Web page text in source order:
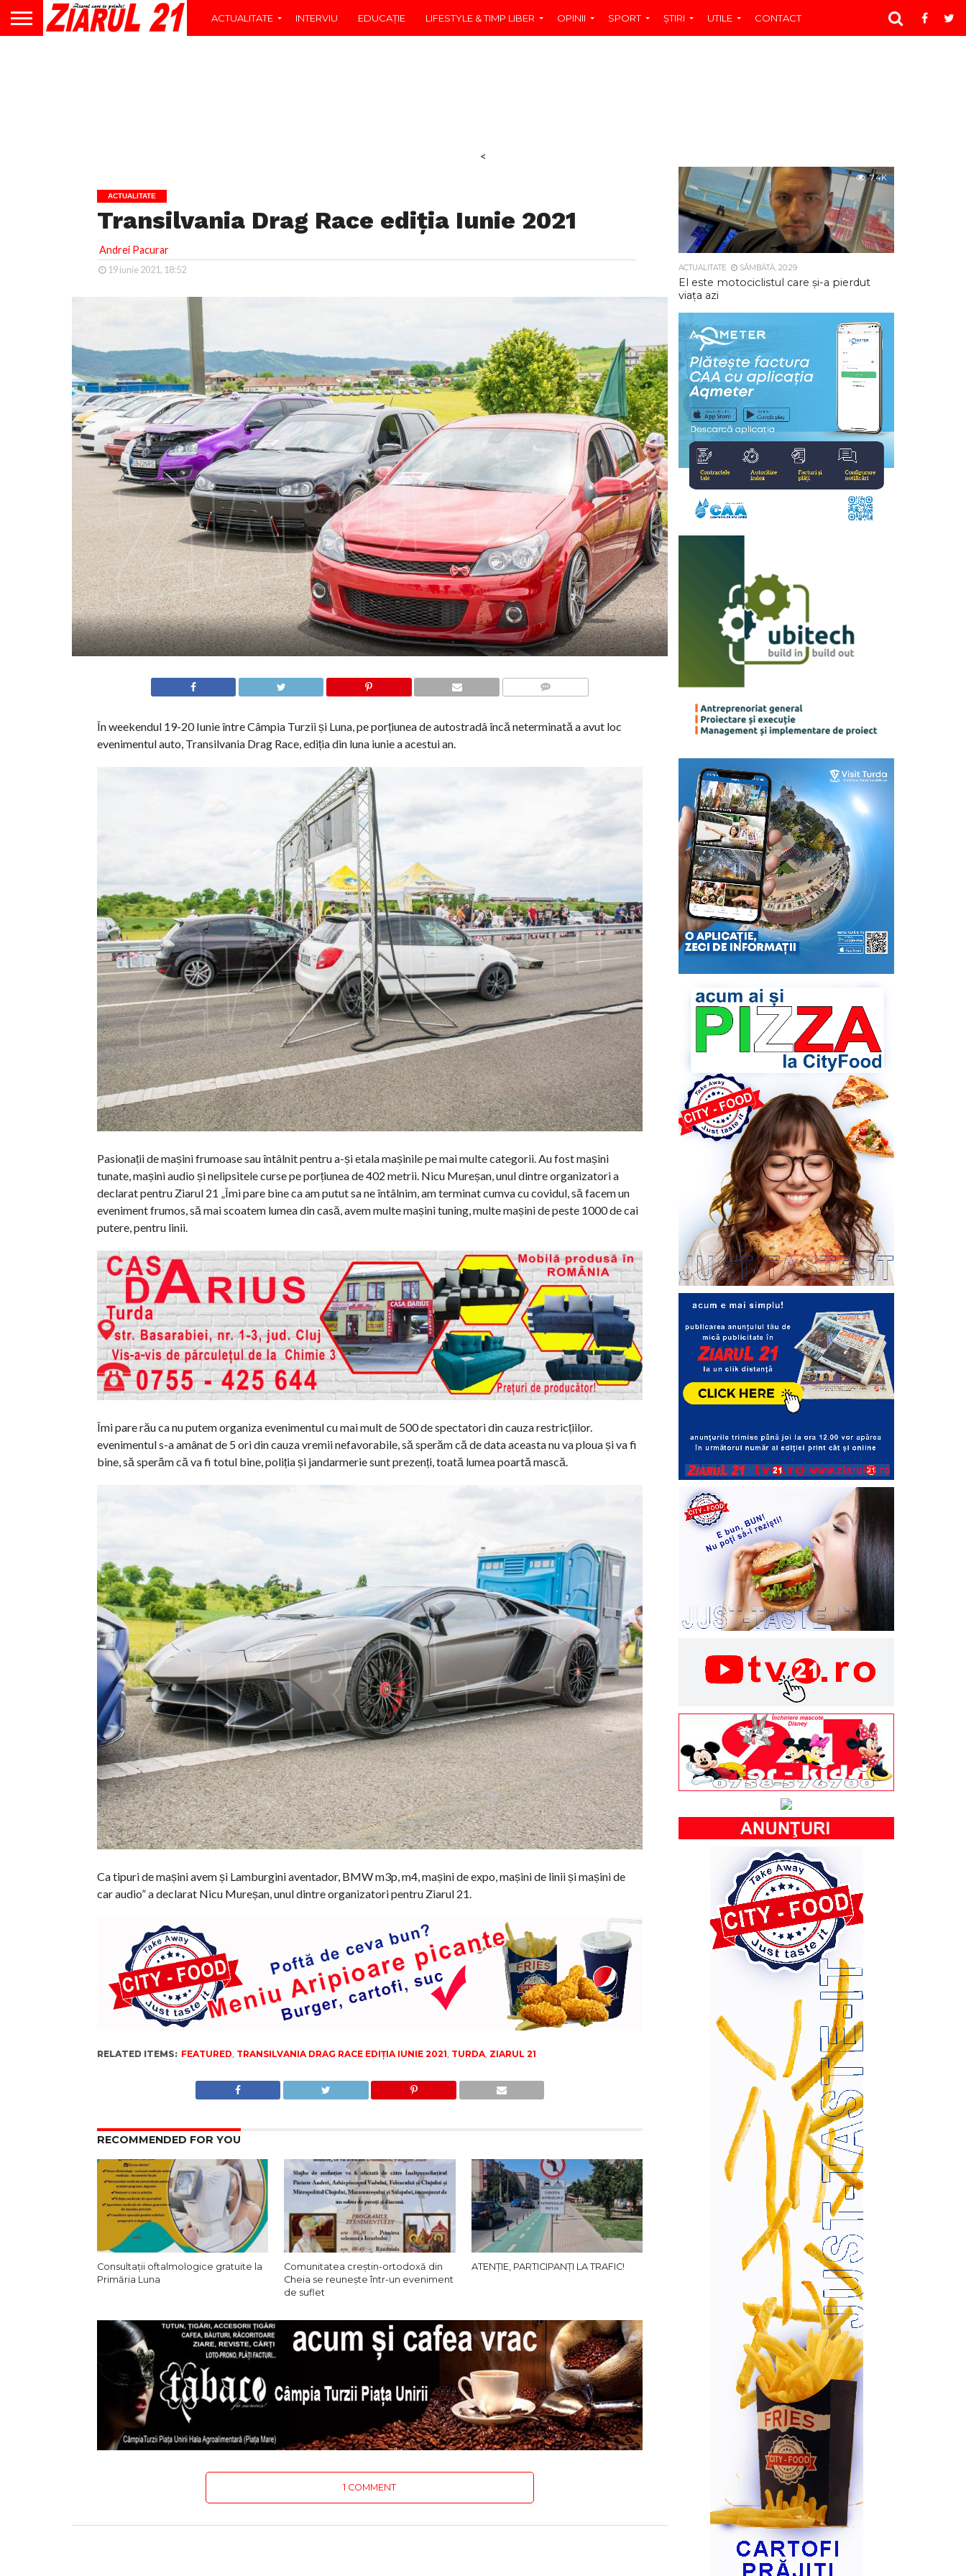
ACTUALITATE INTERVIU EDUCAŢIE LIFESTYLE & TIMP LIBER OPINII SPORT ŞTIRI UTILE CONTACT
<
ACTUALITATE
Transilvania Drag Race ediția Iunie 2021
Andrei Pacurar
19 iunie 2021, 18:52
În weekendul 19-20 Iunie între Câmpia Turzii și Luna, pe porțiunea de autostradâ încă neterminată a avut loc
evenimentul auto, Transilvania Drag Race, ediția din luna iunie a acestui an.
Pasionații de mașini frumoase sau întâlnit pentru a-și etala mașinile pe mai multe categorii. Au fost mașini
tunate, mașini audio și nelipsitele curse pe porțiunea de 402 metrii. Nicu Mureșan, unul dintre organizatori a
declarat pentru Ziarul 21 „Îmi pare bine ca am putut sa ne întâlnim, am terminat cumva cu covidul, să facem un
eveniment frumos, să mai scoatem lumea din casă, avem multe mașini tuning, multe mașini de peste 1000 de cai
putere, pentru linii.
Îmi pare rău ca nu putem organiza evenimentul cu mai mult de 500 de spectatori din cauza restricțiilor.
evenimentul s-a amânat de 5 ori din cauza vremii nefavorabile, să sperăm că de data aceasta nu va ploua și va fi
bine, să sperăm că va fi totul bine, poliția și jandarmerie sunt prezenți, toată lumea poartă mască.
Ca tipuri de mașini avem și Lamburgini aventador, BMW m3p, m4, mașini de expo, mașini de linii și mașini de
car audio” a declarat Nicu Mureșan, unul dintre organizatori pentru Ziarul 21.
RELATED ITEMS: FEATURED TRANSILVANIA DRAG RACE EDIȚIA IUNIE 2021 TURDA, ZIARUL 21
RECOMMENDED FOR YOU
Consultații oftalmologice gratuite la
Primăria Luna
Comunitatea creștin-ortodoxă din
Cheia se reunește într-un eveniment
de suflet
ATENȚIE, PARTICIPANȚI LA TRAFIC!
1 COMMENT
7.4K
ACTUALITATE SÂMBĂTĂ, 20:29
El este motociclistul care și-a pierdut
viața azi